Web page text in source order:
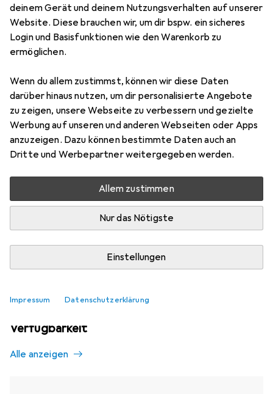
deinem Gerät und deinem Nutzungsverhalten auf unserer
Website. Diese brauchen wir, um dir bspw. ein sicheres
Login und Basisfunktionen wie den Warenkorb zu
ermöglichen.
Wenn du allem zustimmst, können wir diese Daten
darüber hinaus nutzen, um dir personalisierte Angebote
zu zeigen, unsere Webseite zu verbessern und gezielte
Werbung auf unseren und anderen Webseiten oder Apps
anzuzeigen. Dazu können bestimmte Daten auch an
Dritte und Werbepartner weitergegeben werden.
Allem zustimmen
Nur das Nötigste
Einstellungen
Impressum Datenschutzerklärung
17 Bilder
Nike Air Max LTD 3
41
18
Bewertungen Marke
Mehr von Nike
Aktuell nicht lieferbar
Benachrichtigen, wenn lieferbar
Vergleichen Merken
Verfügbarkeit
Alle anzeigen